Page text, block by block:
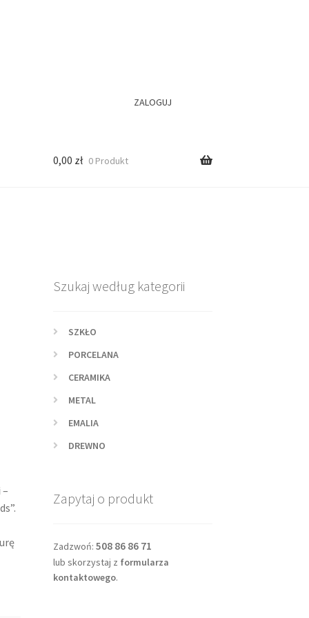
ZALOGUJ
0,00 zł 0 Produkt
Szukaj według kategorii
SZKŁO
PORCELANA
CERAMIKA
METAL
EMALIA
DREWNO
Zapytaj o produkt
Zadzwoń: 508 86 86 71
lub skorzystaj z formularza
kontaktowego.